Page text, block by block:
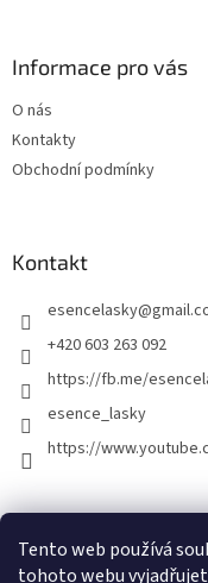
Tento web používá
tohoto webu
Informace pro vás
O nás
Kontakty
Obchodní podmínky
Kontakt
esencelasky@
+420 603 263 092
https://fb.me/
esence_lasky
https://